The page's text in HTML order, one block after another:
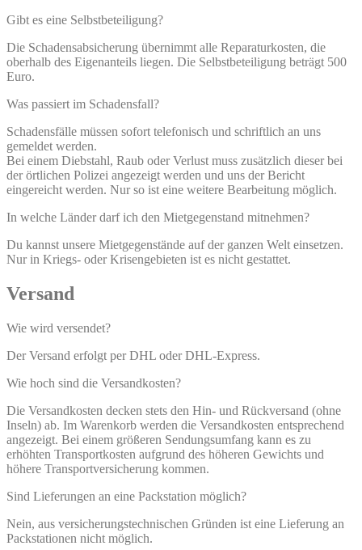
Gibt es eine Selbstbeteiligung?
Die Schadensabsicherung übernimmt alle Reparaturkosten, die
oberhalb des Eigenanteils liegen. Die Selbstbeteiligung beträgt 500
Euro.
Was passiert im Schadensfall?
Schadensfälle müssen sofort telefonisch und schriftlich an uns
gemeldet werden.
Bei einem Diebstahl, Raub oder Verlust muss zusätzlich dieser bei
der örtlichen Polizei angezeigt werden und uns der Bericht
eingereicht werden. Nur so ist eine weitere Bearbeitung möglich.
In welche Länder darf ich den Mietgegenstand mitnehmen?
Du kannst unsere Mietgegenstände auf der ganzen Welt einsetzen.
Nur in Kriegs- oder Krisengebieten ist es nicht gestattet.
Versand
Wie wird versendet?
Der Versand erfolgt per DHL oder DHL-Express.
Wie hoch sind die Versandkosten?
Die Versandkosten decken stets den Hin- und Rückversand (ohne
Inseln) ab. Im Warenkorb werden die Versandkosten entsprechend
angezeigt. Bei einem größeren Sendungsumfang kann es zu
erhöhten Transportkosten aufgrund des höheren Gewichts und
höhere Transportversicherung kommen.
Sind Lieferungen an eine Packstation möglich?
Nein, aus versicherungstechnischen Gründen ist eine Lieferung an
Packstationen nicht möglich.